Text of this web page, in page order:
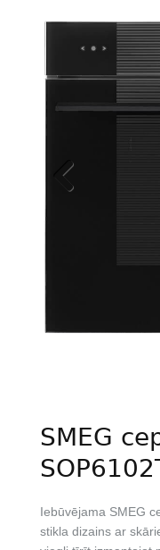
SMEG
Iebūvējama SMEG
stikla dizains ar